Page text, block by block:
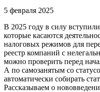
5 февраля 2025
В 2025 году в силу
которые касаются
налоговых режимов для
реестр компаний с
можно проверить перед
А по самозанятым со
автоматически собирать
Рассказываем о